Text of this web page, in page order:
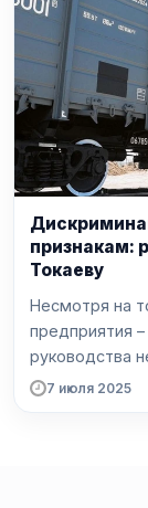
признакам:
Токаеву
Несмотря на
предприятия –
руководства
7 июля 2025